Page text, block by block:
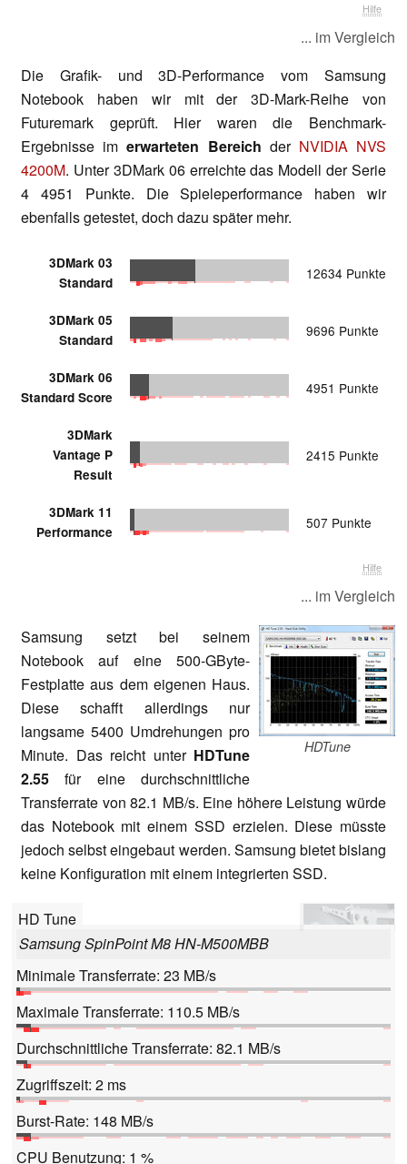
Hilfe
... im Vergleich
Die Grafik- und 3D-Performance vom Samsung
Notebook haben wir mit der 3D-Mark-Reihe von
Futuremark geprüft. Hier waren die Benchmark-
Ergebnisse imerwarteten Bereich derNVIDIA NVS
4200M. Unter 3DMark 06 erreichte das Modell der Serie
4 4951 Punkte. Die Spieleperformance haben wir
ebenfalls getestet, doch dazu später mehr.
3DMark 03
Standard
12634 Punkte
3DMark 05
Standard
9696 Punkte
3DMark 06
Standard Score
4951 Punkte
3DMark
Vantage P
Result
2415 Punkte
3DMark 11
Performance
507 Punkte
Hilfe
... im Vergleich
HDTune
Samsung setzt bei seinem
Notebook auf eine 500-GByte-
Festplatte aus dem eigenen Haus.
Diese schafft allerdings nur
langsame 5400 Umdrehungen pro
Minute. Das reicht unter HDTune
2.55 für eine durchschnittliche
Transferrate von 82.1 MB/s. Eine höhere Leistung würde
das Notebook mit einem SSD erzielen. Diese müsste
jedoch selbst eingebaut werden. Samsung bietet bislang
keine Konfiguration mit einem integrierten SSD.
HD Tune
Samsung SpinPoint M8 HN-M500MBB
Minimale Transferrate: 23 MB/s
Maximale Transferrate: 110.5 MB/s
Durchschnittliche Transferrate: 82.1 MB/s
Zugriffszeit: 2 ms
Burst-Rate: 148 MB/s
CPU Benutzung: 1 %